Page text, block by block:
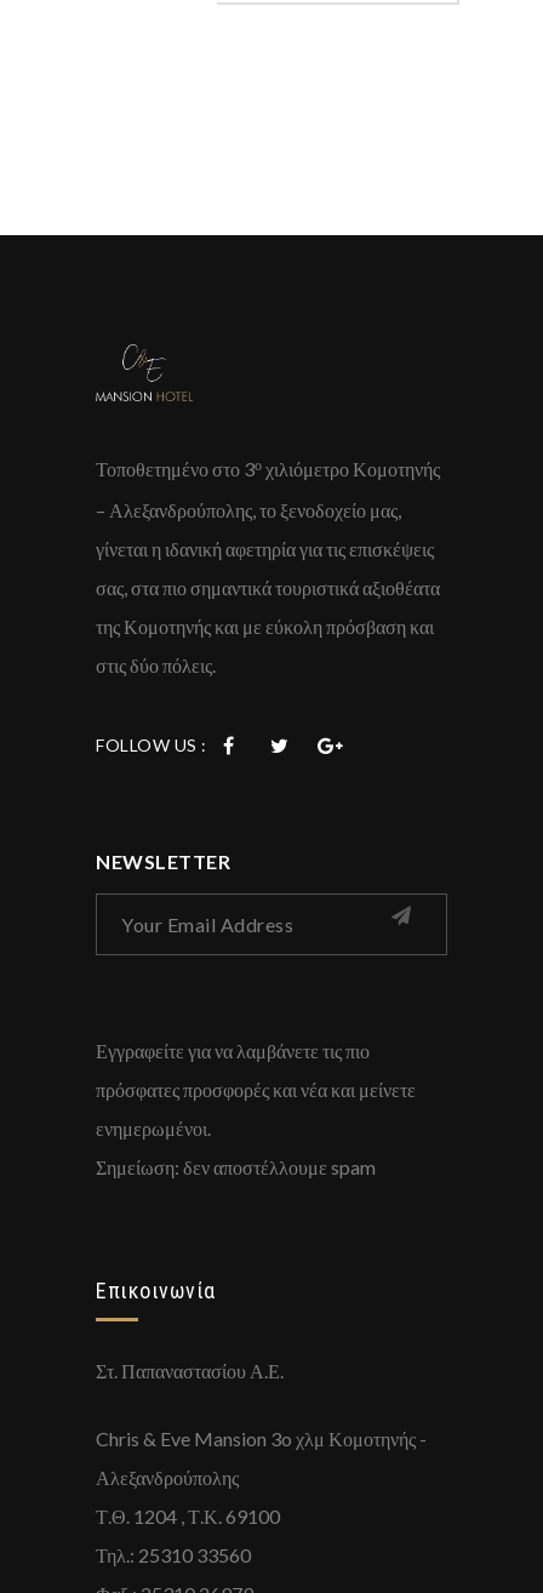
Τοποθετημένο στο 3ο χιλιόμετρο Κομοτηνής
– Αλεξανδρούπολης, το ξενοδοχείο μας,
γίνεται η ιδανική αφετηρία για τις επισκέψεις
σας, στα πιο σημαντικά τουριστικά αξιοθέατα
της Κομοτηνής και με εύκολη πρόσβαση και
στις δύο πόλεις.
FOLLOW US :
NEWSLETTER
Εγγραφείτε για να λαμβάνετε τις πιο
πρόσφατες προσφορές και νέα και μείνετε
ενημερωμένοι.
Σημείωση: δεν αποστέλλουμε spam
Επικοινωνία
Στ. Παπαναστασίου Α.Ε.
Chris & Eve Mansion 3o χλμ Κομοτηνής -
Αλεξανδρούπολης
Τ.Θ. 1204 , Τ.Κ. 69100
Τηλ.: 25310 33560